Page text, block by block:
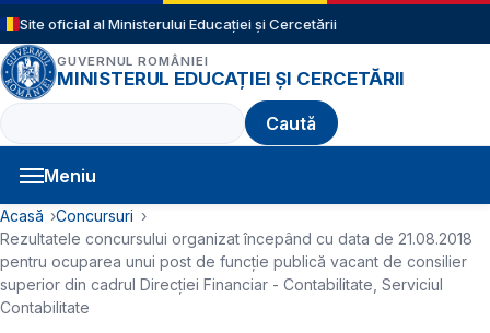
Sari la conținutul principal
Site oficial al Ministerului Educației și Cercetării
GUVERNUL ROMÂNIEI
MINISTERUL EDUCAȚIEI ȘI CERCETĂRII
Caută
Meniu
Navigație principală
Cale de navigare
Acasă
Concursuri
Rezultatele concursului organizat începând cu data de 21.08.2018
pentru ocuparea unui post de funcție publică vacant de consilier
superior din cadrul Direcției Financiar - Contabilitate, Serviciul
Contabilitate